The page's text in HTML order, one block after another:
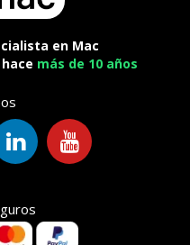
en Mac
más de 10 años